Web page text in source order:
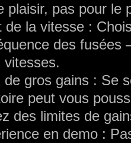
pas pour le
de la vitesse :
des
vitesses.
de gros gains : Se
peut vous
des limites de
en demo :